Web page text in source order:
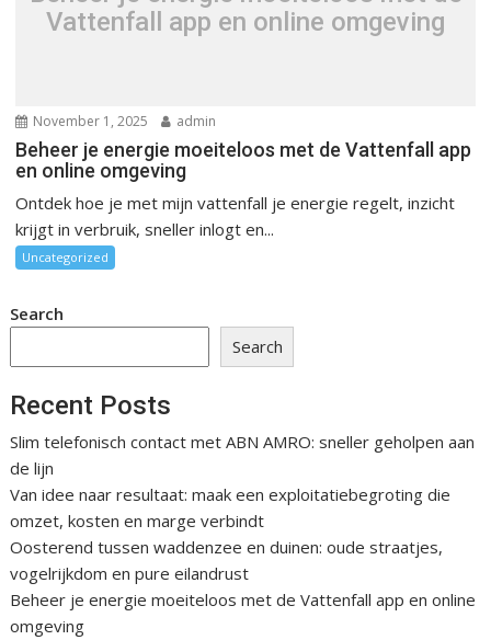
Vattenfall app en online omgeving
November 1, 2025 admin
Beheer je energie moeiteloos met de Vattenfall app
en online omgeving
Ontdek hoe je met mijn vattenfall je energie regelt, inzicht
krijgt in verbruik, sneller inlogt en...
Uncategorized
Search
Search
Recent Posts
Slim telefonisch contact met ABN AMRO: sneller geholpen aan
de lijn
Van idee naar resultaat: maak een exploitatiebegroting die
omzet, kosten en marge verbindt
Oosterend tussen waddenzee en duinen: oude straatjes,
vogelrijkdom en pure eilandrust
Beheer je energie moeiteloos met de Vattenfall app en online
omgeving